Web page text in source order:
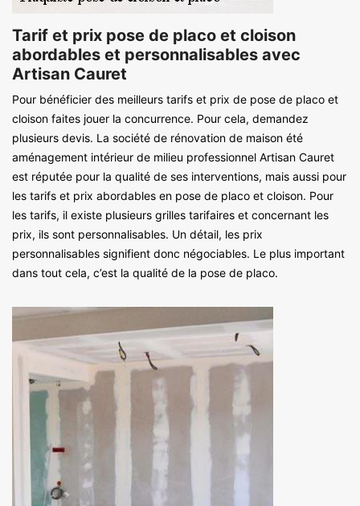
Tarif et prix pose de placo et cloison
abordables et personnalisables avec
Artisan Cauret
Pour bénéficier des meilleurs tarifs et prix de pose de placo et
cloison faites jouer la concurrence. Pour cela, demandez
plusieurs devis. La société de rénovation de maison été
aménagement intérieur de milieu professionnel Artisan Cauret
est réputée pour la qualité de ses interventions, mais aussi pour
les tarifs et prix abordables en pose de placo et cloison. Pour
les tarifs, il existe plusieurs grilles tarifaires et concernant les
prix, ils sont personnalisables. Un détail, les prix
personnalisables signifient donc négociables. Le plus important
dans tout cela, c’est la qualité de la pose de placo.